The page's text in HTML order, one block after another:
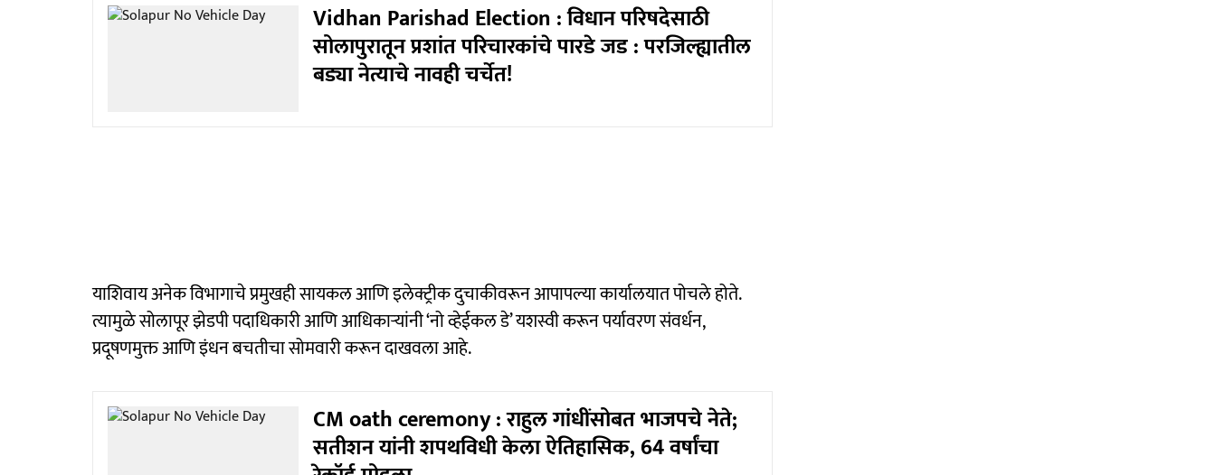
Vidhan Parishad Election : विधान परिषदेसाठी
सोलापुरातून प्रशांत परिचारकांचे पारडे जड : परजिल्ह्यातील
बड्या नेत्याचे नावही चर्चेत!
याशिवाय अनेक विभागाचे प्रमुखही सायकल आणि इलेक्ट्रीक दुचाकीवरून आपापल्या कार्यालयात पोचले होते.
त्यामुळे सोलापूर झेडपी पदाधिकारी आणि आधिकाऱ्यांनी ‘नो व्हेईकल डे’ यशस्वी करून पर्यावरण संवर्धन,
प्रदूषणमुक्त आणि इंधन बचतीचा सोमवारी करून दाखवला आहे.
CM oath ceremony : राहुल गांधींसोबत भाजपचे नेते;
सतीशन यांनी शपथविधी केला ऐतिहासिक, 64 वर्षांचा